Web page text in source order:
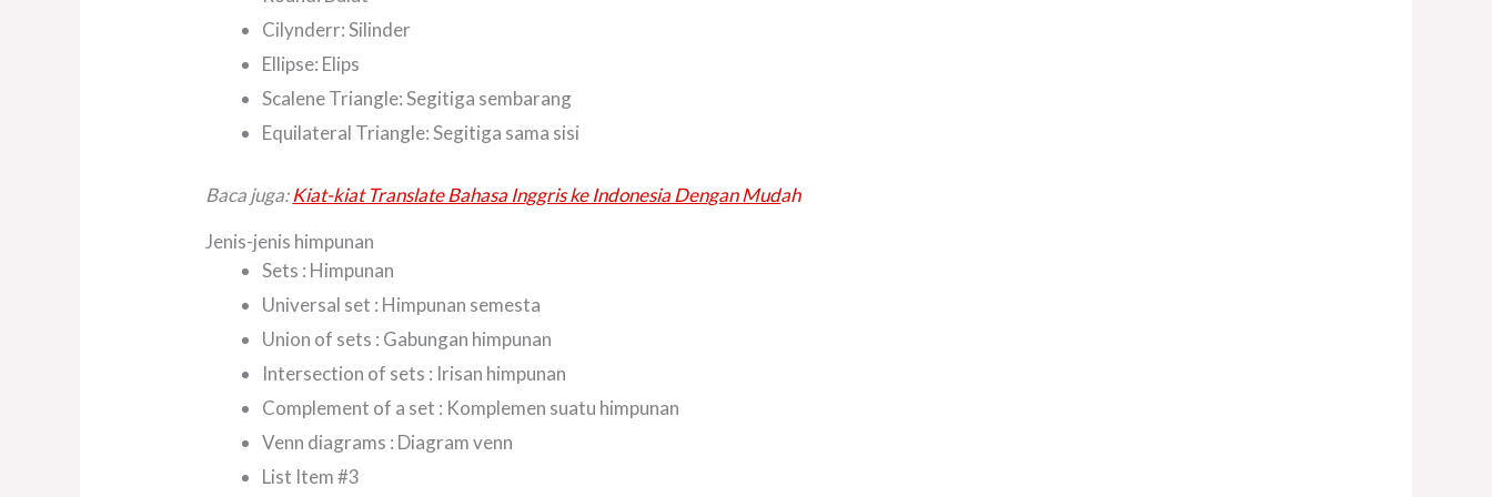
Cilynderr: Silinder
Ellipse: Elips
Scalene Triangle: Segitiga sembarang
Equilateral Triangle: Segitiga sama sisi
Baca juga:Kiat-kiat Translate Bahasa Inggris ke Indonesia Dengan Mudah
Jenis-jenis himpunan
Sets : Himpunan
Universal set : Himpunan semesta
Union of sets : Gabungan himpunan
Intersection of sets : Irisan himpunan
Complement of a set : Komplemen suatu himpunan
Venn diagrams : Diagram venn
List Item #3